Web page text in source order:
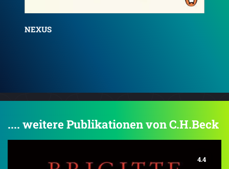
.... weitere Publikationen von C.H.Beck
4.4